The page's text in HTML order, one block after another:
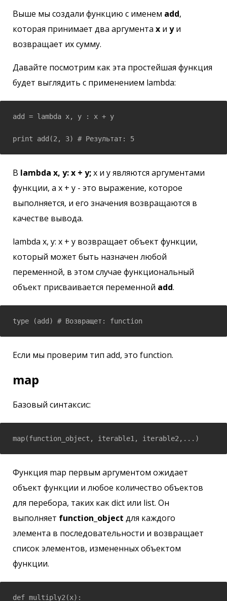
Выше мы создали функцию с именем add,
которая принимает два аргумента x и yи
возвращает их сумму.
Давайте посмотрим как эта простейшая функция
будет выглядить с применением lambda:
add = lambda x, y : x + y
print add(2, 3) # Результат: 5
В lambda x, y: x + y;x и yявляются аргументами
функции, а x + y - это выражение, которое
выполняется, и его значения возвращаются в
качестве вывода.
lambda x, y: x + y возвращает объект функции,
который может быть назначен любой
переменной, в этом случае функциональный
объект присваивается переменной add.
Если мы проверим тип add, это function.
map
Базовый синтаксис:
Функция map первым аргументом ожидает
объект функции и любое количество объектов
для перебора, таких как dict или list. Он
выполняет function_object для каждого
элемента в последовательности и возвращает
список элементов, измененных объектом
функции.
def multiply2(x):